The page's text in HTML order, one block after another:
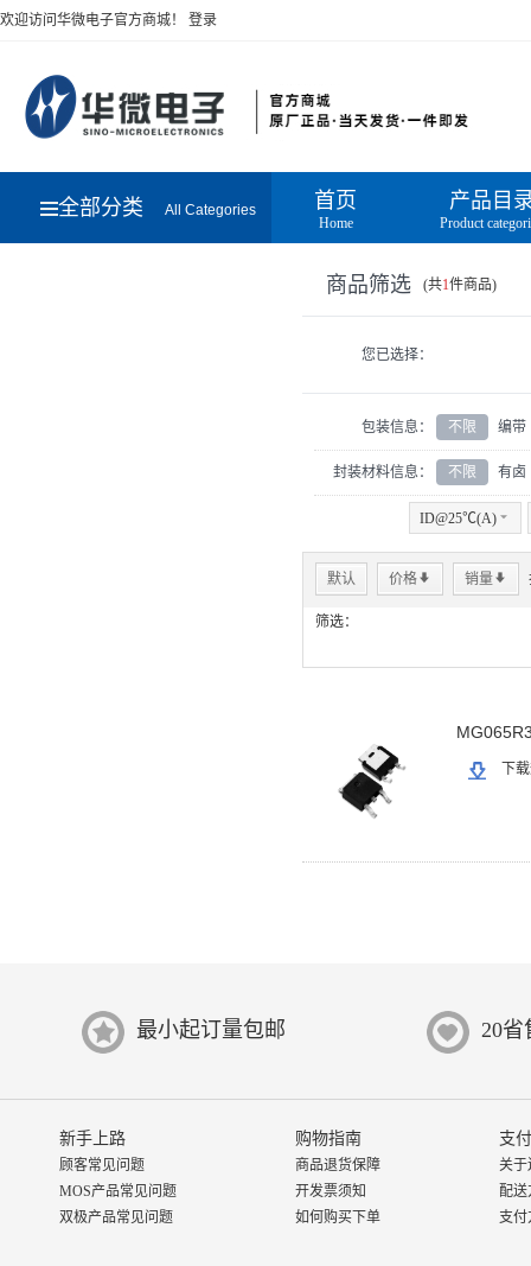
欢迎访问华微电子官方商城！ 登录
全部分类 All Categories 首页
Home
产品目
Product
商品筛选 (共1件商品)
您已选择：
包装信息： 不限 编带
封装材料信息： 不限 有卤
ID@25℃(A) 6
默认 价格* 销量*
筛选：
下
最小起订量包邮 20
新手上路
顾客常见问题
MOS产品常见问题
双极产品常见问题
购物指南
商品退货保障
开发票须知
如何购买下单
支
关于
配送
支付